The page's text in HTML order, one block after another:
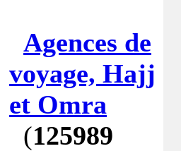
Agences de
voyage, Hajj
et Omra
(125989